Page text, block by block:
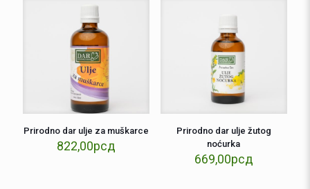
Prirodno dar ulje za muškarce
822,00рсд
Prirodno dar ulje žutog
noćurka
669,00рсд